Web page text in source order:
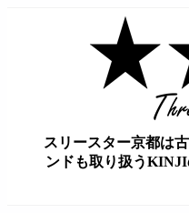
スリースター京都は
ンドも取り扱う